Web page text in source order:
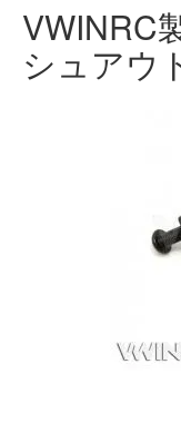
VWINRC
シュアウ